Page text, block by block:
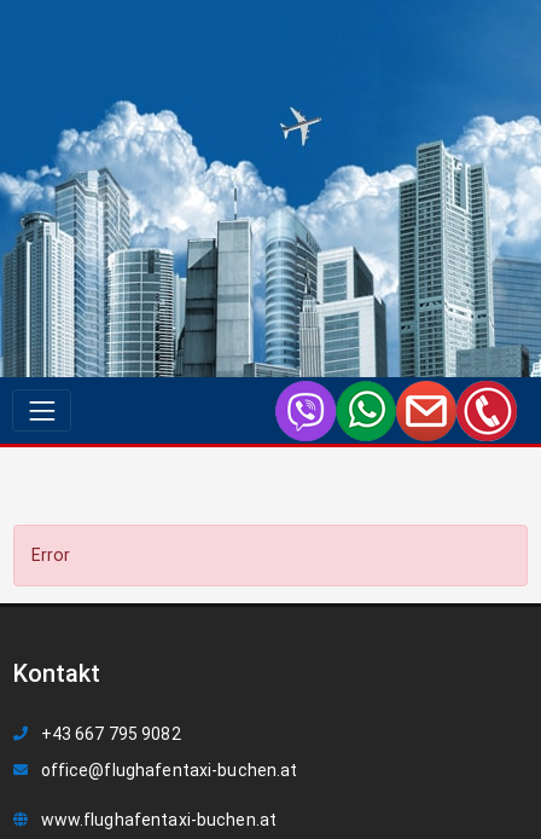
Error
Kontakt
+43 667 795 9082
office@flughafentaxi-buchen.at
www.flughafentaxi-buchen.at